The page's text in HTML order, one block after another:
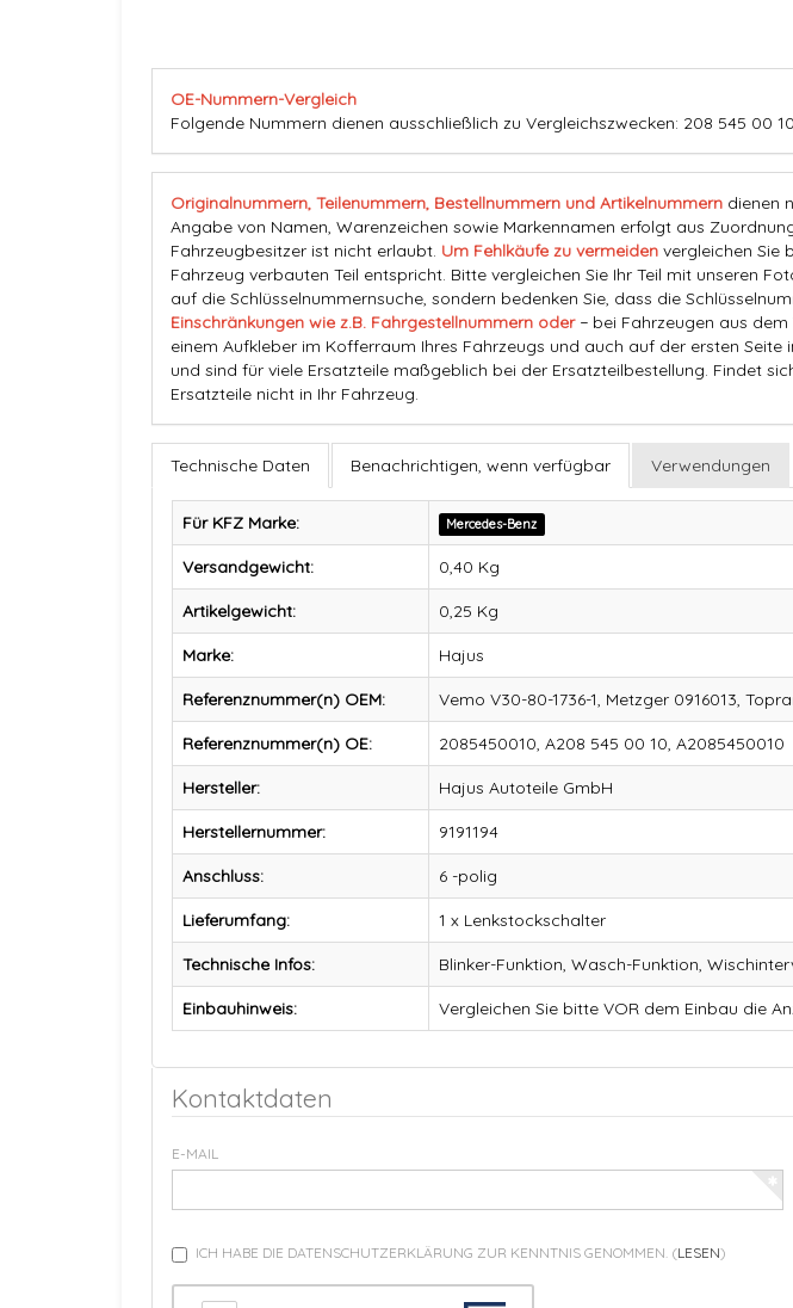
OE-Nummern-Vergleich
Folgende Nummern dienen ausschließlich zu Vergleichszwecken: 208 545 00 10
Originalnummern, Teilenummern, Bestellnummern und Artikelnummern dienen
Angabe von Namen, Warenzeichen sowie Markennamen erfolgt aus
Fahrzeugbesitzer ist nicht erlaubt. Um Fehlkäufe zu vermeiden vergleichen Sie
Fahrzeug verbauten Teil entspricht. Bitte vergleichen Sie Ihr Teil mit unseren
auf die Schlüsselnummernsuche, sondern bedenken Sie, dass die
Einschränkungen wie z.B. Fahrgestellnummern oder− bei Fahrzeugen aus dem
einem Aufkleber im Kofferraum Ihres Fahrzeugs und auch auf der ersten
und sind für viele Ersatzteile maßgeblich bei der Ersatzteilbestellung. Findet
Ersatzteile nicht in Ihr Fahrzeug.
Technische Daten Benachrichtigen, wenn verfügbar Verwendungen
Für KFZ Marke: Mercedes-Benz
Versandgewicht: 0,40 Kg
Artikelgewicht: 0,25 Kg
Marke: Hajus
Referenznummer(n) OEM: Vemo V30-80-1736-1, Metzger 0916013,
Referenznummer(n) OE: 2085450010, A208 545 00 10, A2085450010
Hersteller: Hajus Autoteile GmbH
Herstellernummer: 9191194
Anschluss: 6 -polig
Lieferumfang: 1 x Lenkstockschalter
Technische Infos: Blinker-Funktion, Wasch-Funktion,
Einbauhinweis: Vergleichen Sie bitte VOR dem Einbau die
Kontaktdaten
E-MAIL
ICH HABE DIE DATENSCHUTZERKLÄRUNG ZUR KENNTNIS GENOMMEN. (LESEN)